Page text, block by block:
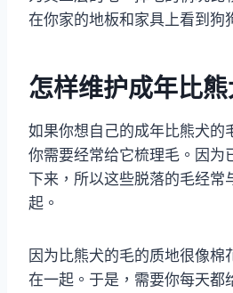
在你家的地板和家具上看到狗
怎样维护成年比熊
如果你想自己的成年比熊犬的
你需要经常给它梳理毛。因为
下来，所以这些脱落的毛经常
起。
因为比熊犬的毛的质地很像棉
在一起。于是，需要你每天都